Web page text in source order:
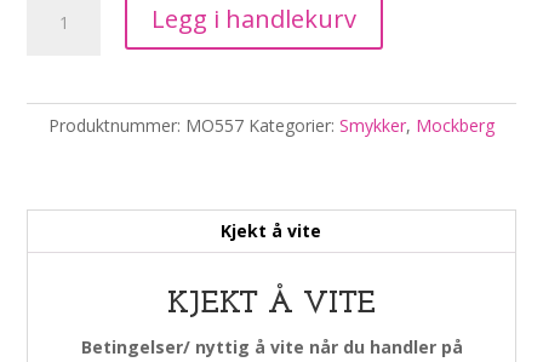
Rope
Legg i handlekurv
Produktnummer: MO557 Kategorier: Smykker, Mockberg
Kjekt å vite
KJEKT Å VITE
Betingelser/ nyttig å vite når du handler på